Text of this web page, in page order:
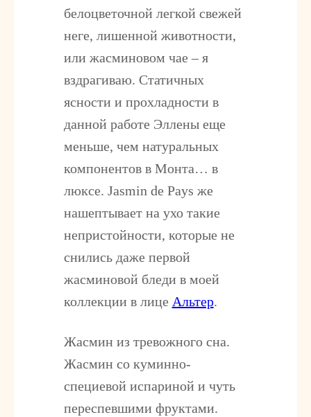
белоцветочной легкой свежей
неге, лишенной животности,
или жасминовом чае – я
вздрагиваю. Статичных
ясности и прохладности в
данной работе Эллены еще
меньше, чем натуральных
компонентов в Монта… в
люксе. Jasmin de Pays же
нашептывает на ухо такие
непристойности, которые не
снились даже первой
жасминовой бледи в моей
коллекции в лице Альтер.
Жасмин из тревожного сна.
Жасмин со куминно-
специевой испариной и чуть
переспевшими фруктами.